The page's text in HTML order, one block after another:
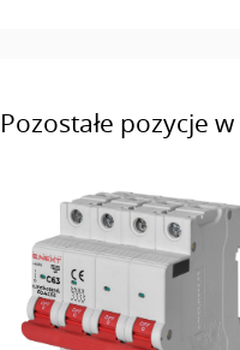
Pozostałe pozycje